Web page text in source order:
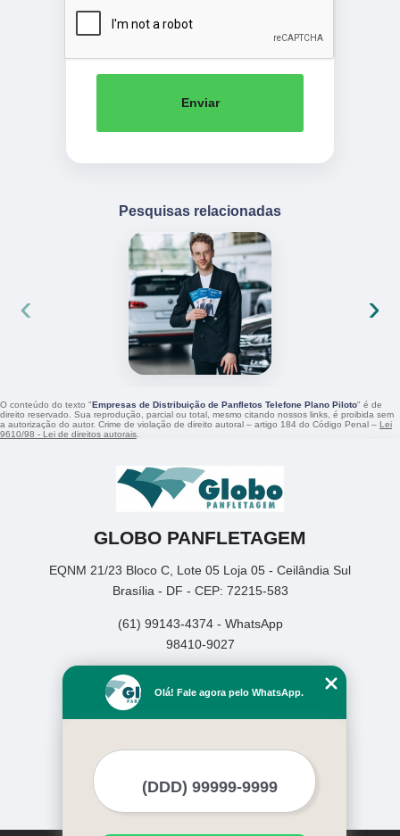
Enviar
Pesquisas relacionadas
‹ ›
O conteúdo do texto "Empresas de Distribuição de Panfletos Telefone Plano Piloto" é de
direito reservado. Sua reprodução, parcial ou total, mesmo citando nossos links, é proibida sem
a autorização do autor. Crime de violação de direito autoral – artigo 184 do Código Penal – Lei
9610/98 - Lei de direitos autorais.
GLOBO PANFLETAGEM
EQNM 21/23 Bloco C, Lote 05 Loja 05 - Ceilândia Sul
Brasília - DF - CEP: 72215-583
(61) 99143-4374 - WhatsApp
98410-9027
Empresa
Missão
Mapa do site
Olá! Fale agora pelo WhatsApp.